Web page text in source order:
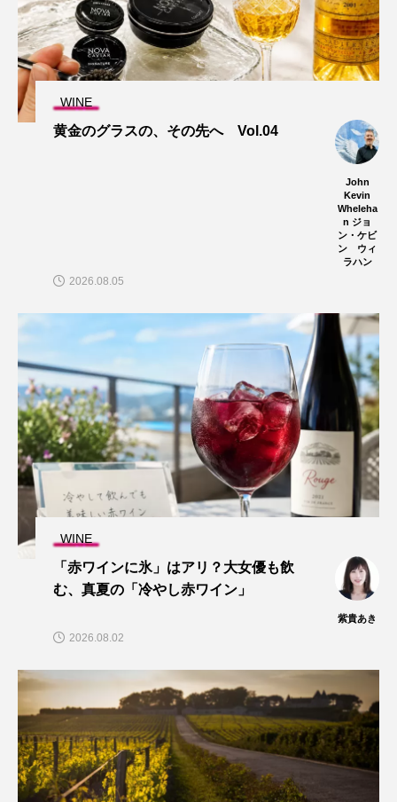
WINE
黄金のグラスの、その先へ Vol.04
John
Kevin
Wheleha
n ジョ
ン・ケビ
ン ウィ
ラハン
2026.08.05
WINE
「赤ワインに氷」はアリ？大女優も飲
む、真夏の「冷やし赤ワイン」
紫貴あき
2026.08.02